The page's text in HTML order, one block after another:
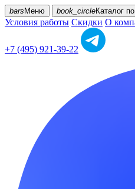
bars Меню book_circleКаталог
Условия работы Скидки О
+7 (495) 921-39-22